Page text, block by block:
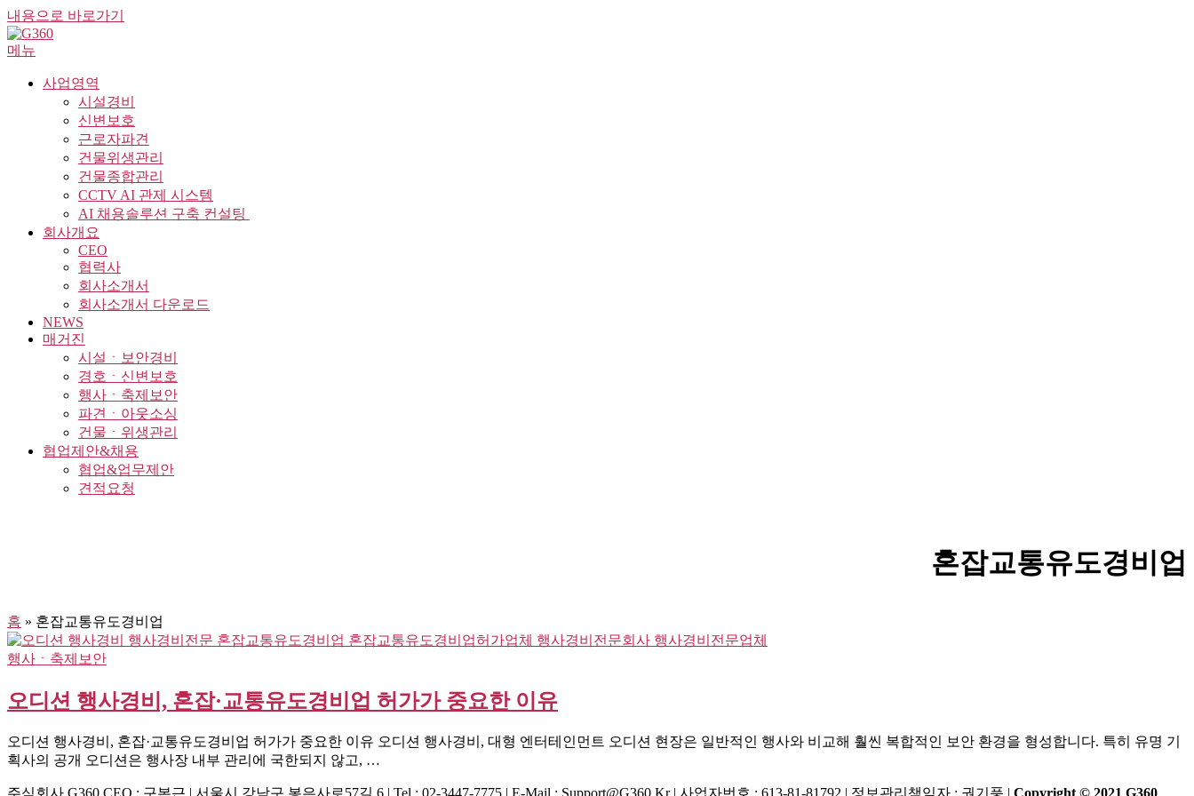
내용으로 바로가기
메뉴
사업영역
시설경비
신변보호
근로자파견
건물위생관리
건물종합관리
CCTV AI 관제 시스템
AI 채용솔루션 구축 컨설팅 ​
회사개요
CEO
협력사
회사소개서
회사소개서 다운로드
NEWS
매거진
시설ㆍ보안경비
경호ㆍ신변보호
행사ㆍ축제보안
파견ㆍ아웃소싱
건물ㆍ위생관리
협업제안&채용
협업&업무제안
견적요청
혼잡교통유도경비업
홈 » 혼잡교통유도경비업
행사ㆍ축제보안
오디션 행사경비, 혼잡·교통유도경비업 허가가 중요한 이유
오디션 행사경비, 혼잡·교통유도경비업 허가가 중요한 이유 오디션 행사경비, 대형 엔터테인먼트 오디션 현장은 일반적인 행사와 비교해 훨씬 복합적인 보안 환경을 형성합니다. 특히 유명 기
획사의 공개 오디션은 행사장 내부 관리에 국한되지 않고, …